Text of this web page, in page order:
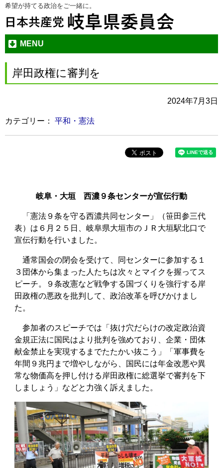
本
文
ジ
ャ
メ
ニ
ー
へ
る
希望が持てる政治をご一緒に。
MENU
岸田政権に審判を
2024年7月3日
カテゴリー： 平和・憲法
岐阜・大垣 西濃９条センターが宣伝行動
「憲法９条を守る西濃共同センター」（笹田参三代
表）は６月２５日、岐阜県大垣市のＪＲ大垣駅北口で
宣伝行動を行いました。
通常国会の閉会を受けて、同センターに参加する１
３団体から集まった人たちは次々とマイクを握ってス
ピーチ。９条改憲など戦争する国づくりを強行する岸
田政権の悪政を批判して、政治改革を呼びかけまし
た。
参加者のスピーチでは「抜け穴だらけの改定政治資
金規正法に国民はより批判を強めており、企業・団体
献金禁止を実現するまでたたかい抜こう」「軍事費を
年間９兆円まで増やしながら、国民には年金改悪や異
常な物価高を押し付ける岸田政権に総選挙で審判を下
しましょう」などと力強く訴えました。